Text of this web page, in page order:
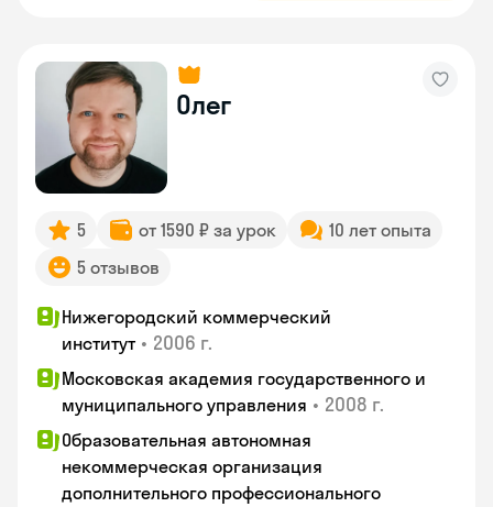
Олег
5 от 1590 ₽ за урок
10 лет опыта
5 отзывов
Нижегородский коммерческий
институт • 2006 г.
Московская академия государственного и
муниципального управления • 2008 г.
Образовательная автономная
некоммерческая организация
дополнительного профессионального